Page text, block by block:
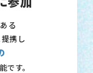
る
携し
です。